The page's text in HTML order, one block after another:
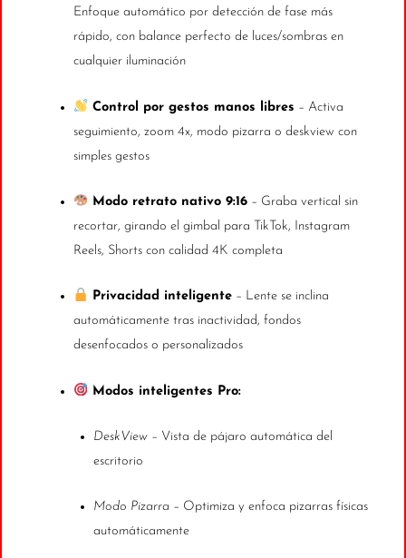
Enfoque automático por detección de fase más
rápido, con balance perfecto de luces/sombras en
cualquier iluminación
Control por gestos manos libres – Activa
seguimiento, zoom 4x, modo pizarra o deskview con
simples gestos
Modo retrato nativo 9:16 – Graba vertical sin
recortar, girando el gimbal para TikTok, Instagram
Reels, Shorts con calidad 4K completa
Privacidad inteligente – Lente se inclina
automáticamente tras inactividad, fondos
desenfocados o personalizados
Modos inteligentes Pro:
DeskView– Vista de pájaro automática del
escritorio
Modo Pizarra– Optimiza y enfoca pizarras físicas
automáticamente